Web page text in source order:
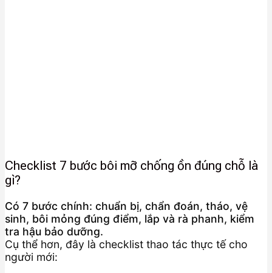
Checklist 7 bước bôi mỡ chống ồn đúng chỗ là
gì?
Có 7 bước chính: chuẩn bị, chẩn đoán, tháo, vệ
sinh, bôi mỏng đúng điểm, lắp và rà phanh, kiểm
tra hậu bảo dưỡng.
Cụ thể hơn, đây là checklist thao tác thực tế cho
người mới: